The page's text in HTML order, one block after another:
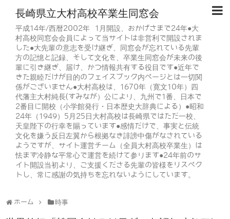
長崎県立大村高校卒業生同窓会
平成14年/西暦2002年 1月開設、おかげさまで24年●大
村高校同窓会会員によって当サイトは非営利で開設されま
した●大先輩の意志を受け継ぎ、同窓会が忘れている先輩
方の記憶と記録、そして文化を、卒業生同窓会が未来の後
輩に引き継ぎ、届け、かつ情報共有する役目です●近年で
きた親睦だけが目的のフェイスブック内ページとは一切関
係がございません●大村高校は、1670年（寛文10年）四
代藩主大村純長(すみなが）公により、九州で1番、日本で
2番目に開校（小学館発行・日本歴史大辞典による）●昭和
24年（1949）5月25日大村高校は長崎県ではただ一校、
天皇陛下の行幸を賜っています●感情だけで、事実と伝統
文化を嫌う反日左翼から根拠なき誹謗中傷がなされている
ようですが、サイト運営チーム（全員大村高校卒業生）は
怯まず冷静な平常心で運営を続けて参ります●24年前のサ
イト開設当初より、ご支援くださる先輩の皆様をリスペク
トし、常に感謝の気持ちを忘れないようにしています。
ホーム 時事